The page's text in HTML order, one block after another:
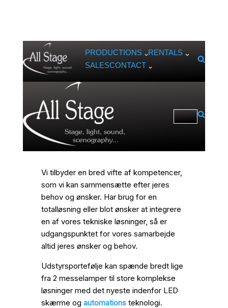
Skip
to
content
PRODUCTIONS
RENTALS
SALESCONTACT
Vi tilbyder en bred vifte af kompetencer,
som vi kan sammensætte efter jeres
behov og ønsker. Har brug for en
totalløsning eller blot ønsker at integrere
en af vores tekniske løsninger, så er
udgangspunktet for vores samarbejde
altid jeres ønsker og behov.
Udstyrsportefølje kan spænde bredt lige
fra 2 messelamper til store komplekse
løsninger med det nyeste indenfor LED
skærme og automationsteknologi.